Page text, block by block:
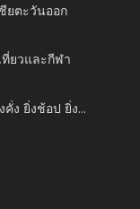
ชียตะวันออก
ที่ยวและกีฬา
ง ยิ่งช้อป ยิ่ง...